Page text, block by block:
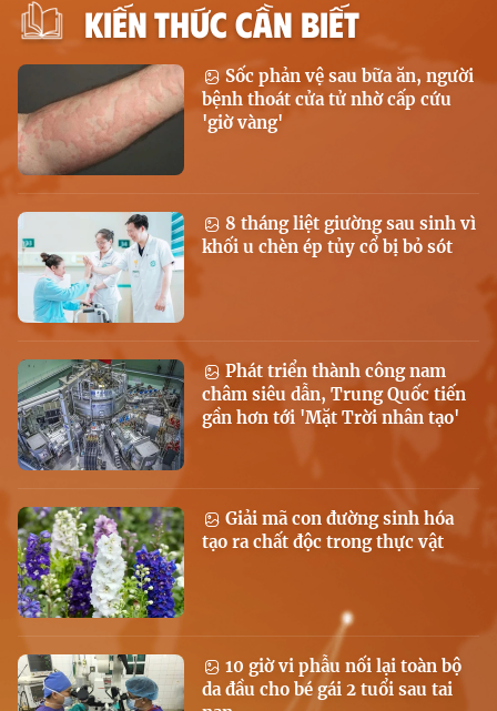
KIẾN THỨC CẦN BIẾT
Sốc phản vệ sau bữa ăn, người
bệnh thoát cửa tử nhờ cấp cứu
'giờ vàng'
8 tháng liệt giường sau sinh vì
khối u chèn ép tủy cổ bị bỏ sót
Phát triển thành công nam
châm siêu dẫn, Trung Quốc tiến
gần hơn tới 'Mặt Trời nhân tạo'
Giải mã con đường sinh hóa
tạo ra chất độc trong thực vật
10 giờ vi phẫu nối lại toàn bộ
da đầu cho bé gái 2 tuổi sau tai